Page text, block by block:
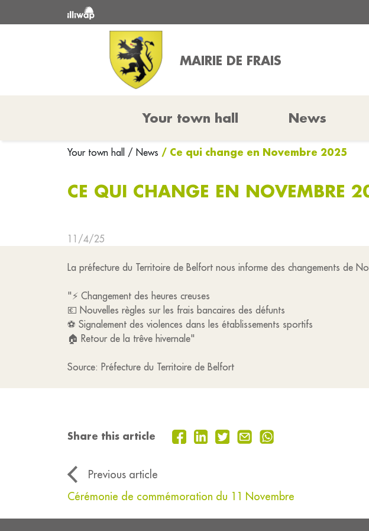
MAIRIE DE FRAIS
Your town hall News
Your town hall / News / Ce qui change en Novembre 2025
CE QUI CHANGE EN NOVEMBRE
11/4/25
La préfecture du Territoire de Belfort nous informe des changements de
"⚡️ Changement des heures creuses
💶 Nouvelles règles sur les frais bancaires des défunts
⚽ Signalement des violences dans les établissements sportifs
🏠 Retour de la trêve hivernale"
Source: Préfecture du Territoire de Belfort
Share this article
Previous article
Cérémonie de commémoration du 11 Novembre